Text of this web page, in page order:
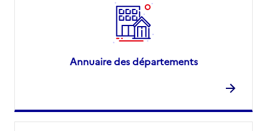
Annuaire des départements